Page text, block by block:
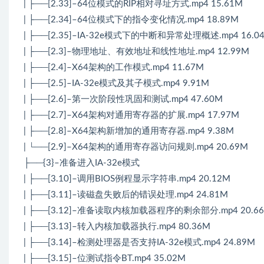
| ├──[2.33]–64位模式的RIP相对寻址方式.mp4 15.61M
| ├──[2.34]–64位模式下的指令变化情况.mp4 18.89M
| ├──[2.35]–IA-32e模式下的中断和异常处理概述.mp4
| ├──[2.3]–物理地址、有效地址和线性地址.mp4 12.99M
| ├──[2.4]–X64架构的工作模式.mp4 11.67M
| ├──[2.5]–IA-32e模式及其子模式.mp4 9.91M
| ├──[2.6]–第一次阶段性巩固和测试.mp4 47.60M
| ├──[2.7]–X64架构对通用寄存器的扩展.mp4 17.97M
| ├──[2.8]–X64架构新增加的通用寄存器.mp4 9.38M
| └──[2.9]–X64架构的通用寄存器访问规则.mp4 20.69M
├──{3}–准备进入IA-32e模式
| ├──[3.10]–调用BIOS例程显示字符串.mp4 20.12M
| ├──[3.11]–读磁盘失败后的错误处理.mp4 24.81M
| ├──[3.12]–准备读取内核加载器程序的剩余部分.mp4
| ├──[3.13]–转入内核加载器执行.mp4 80.36M
| ├──[3.14]–检测处理器是否支持IA-32e模式.mp4 24.89M
| ├──[3.15]–位测试指令BT.mp4 35.02M